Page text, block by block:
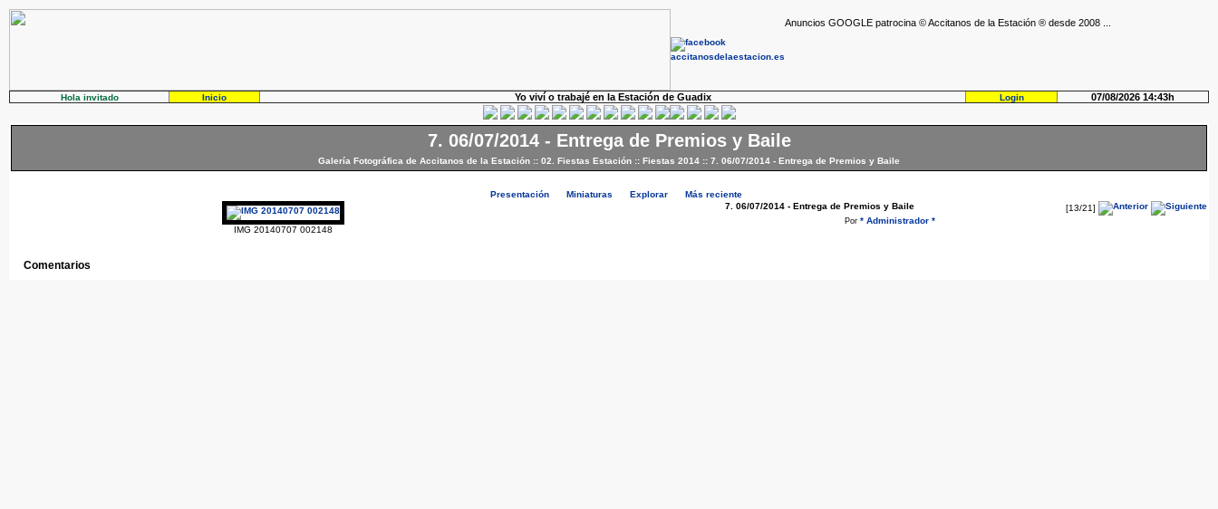
Anuncios GOOGLE patrocina © Accitanos de la Estación ® desde 2008 ...
Hola invitado Inicio Yo viví o trabajé en la Estación de Guadix Login 07/08/2026 14:43h
7. 06/07/2014 - Entrega de Premios y Baile
Galería Fotográfica de Accitanos de la Estación :: 02. Fiestas Estación :: Fiestas 2014 :: 7. 06/07/2014 - Entrega de Premios y Baile
Presentación Miniaturas Explorar Más reciente
IMG 20140707 002148
[13/21]
7. 06/07/2014 - Entrega de Premios y Baile
Por * Administrador *
Comentarios